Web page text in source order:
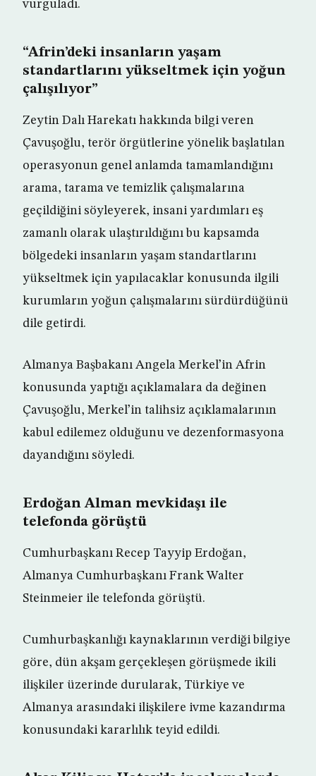
vurguladı.
“Afrin’deki insanların yaşam
standartlarını yükseltmek için yoğun
çalışılıyor”
Zeytin Dalı Harekatı hakkında bilgi veren
Çavuşoğlu, terör örgütlerine yönelik başlatılan
operasyonun genel anlamda tamamlandığını
arama, tarama ve temizlik çalışmalarına
geçildiğini söyleyerek, insani yardımları eş
zamanlı olarak ulaştırıldığını bu kapsamda
bölgedeki insanların yaşam standartlarını
yükseltmek için yapılacaklar konusunda ilgili
kurumların yoğun çalışmalarını sürdürdüğünü
dile getirdi.
Almanya Başbakanı Angela Merkel’in Afrin
konusunda yaptığı açıklamalara da değinen
Çavuşoğlu, Merkel’in talihsiz açıklamalarının
kabul edilemez olduğunu ve dezenformasyona
dayandığını söyledi.
Erdoğan Alman mevkidaşı ile
telefonda görüştü
Cumhurbaşkanı Recep Tayyip Erdoğan,
Almanya Cumhurbaşkanı Frank Walter
Steinmeier ile telefonda görüştü.
Cumhurbaşkanlığı kaynaklarının verdiği bilgiye
göre, dün akşam gerçekleşen görüşmede ikili
ilişkiler üzerinde durularak, Türkiye ve
Almanya arasındaki ilişkilere ivme kazandırma
konusundaki kararlılık teyid edildi.